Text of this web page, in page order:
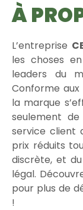
À
L’entreprise
les choses
leaders du
Conforme aux
la marque
seulement
service client
prix réduits
discrète, et
légal.
pour plus de
!